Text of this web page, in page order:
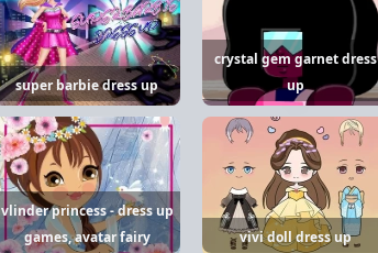
super barbie dress up
crystal gem garnet dress
up
vlinder princess - dress up
games, avatar fairy
vivi doll dress up